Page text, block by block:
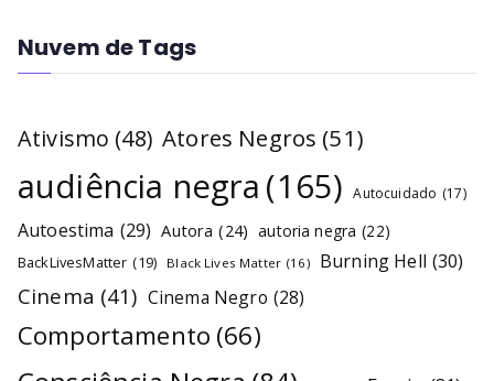
Nuvem de Tags
Ativismo (48) Atores Negros (51)
audiência negra (165) Autocuidado (17)
Autoestima (29) Autora (24) autoria negra (22)
BackLivesMatter (19) Black Lives Matter (16) Burning Hell (30)
Cinema (41) Cinema Negro (28)
Comportamento (66)